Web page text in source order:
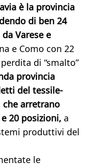
è la provincia
di ben 24
Varese e
e Como con 22
di “smalto”
provincia
del tessile-
arretrano
20 posizioni, a
produttivi del
le